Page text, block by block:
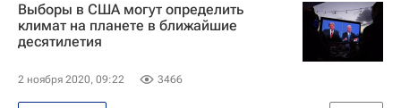
Западная Сибирь
Погода
Россия
Выборы в США могут определить
климат на планете в ближайшие
десятилетия
2 ноября 2020, 09:22 3466